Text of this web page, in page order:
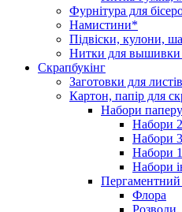
Фурнітура для
Намистини*
Підвіски, кулони,
Нитки для вышивки
Скрапбукінг
Заготовки для
Картон, папір для
Набори паперу
Набори
Набори
Набори
Набори
Пергаментний
Флора
Розводи,